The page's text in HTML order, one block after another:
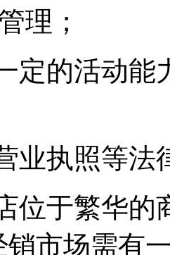
理；
的活动能
执照等法
于繁华的
市场需有